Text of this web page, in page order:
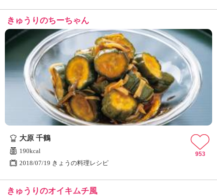
きゅうりのちーちゃん
大原 千鶴
190kcal
2018/07/19 きょうの料理レシピ
953
きゅうりのオイキムチ風